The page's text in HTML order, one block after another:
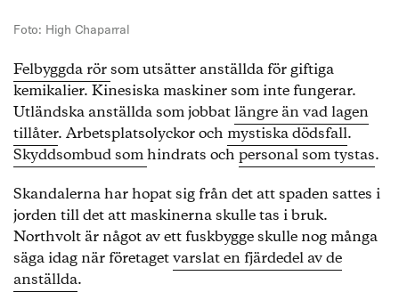
Foto: High Chaparral
Felbyggda rörsom utsätter anställda för giftiga
kemikalier. Kinesiska maskiner som inte fungerar.
Utländska anställda som jobbatlängre än vad lagen
tillåter. Arbetsplatsolyckor och mystiska dödsfall.
Skyddsombud somhindrats och personal som tystas.
Skandalerna har hopat sig från det att spaden sattes i
jorden till det att maskinerna skulle tas i bruk.
Northvolt är något av ett fuskbygge skulle nog många
säga idag när företagetvarslat en fjärdedel av de
anställda.